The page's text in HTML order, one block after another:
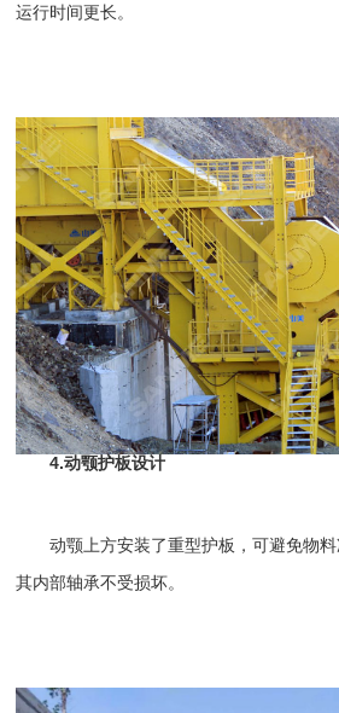
运行时间更长。
4.动颚护板设计
动颚上方安装了重型护板，可避免物料
其内部轴承不受损坏。